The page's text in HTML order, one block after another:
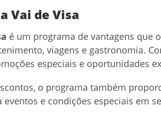
Vai de Visa
é um programa de vantagens que
viagens e gastronomia.
especiais e oportunidades
o programa também
eventos e condições especiais em